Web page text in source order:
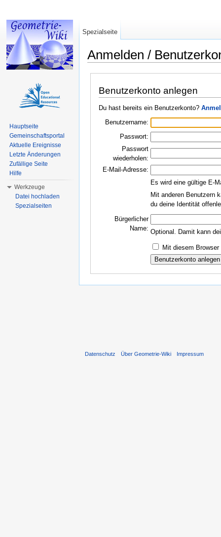
Anmelden /
Benutzerkonto anlegen
Du hast bereits ein Benutzerkonto?
Benutzername:
Passwort:
Passwort
wiederholen:
E-Mail-Adresse:
Es wird eine gültige E-
Mit anderen Benutzern
du deine Identität
Bürgerlicher
Name: Optional. Damit kann
Mit diesem
Spezialseite
Hauptseite
Gemeinschaftsportal
Aktuelle Ereignisse
Letzte Änderungen
Zufällige Seite
Hilfe
Werkzeuge
Datei hochladen
Spezialseiten
Datenschutz Über Geometrie-Wiki Impressum